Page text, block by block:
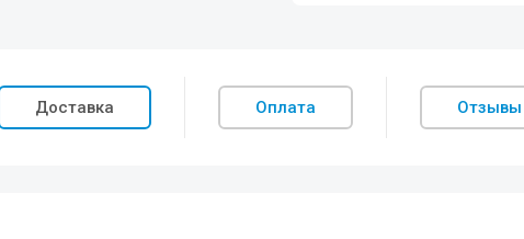
Доставка Оплата Отзывы